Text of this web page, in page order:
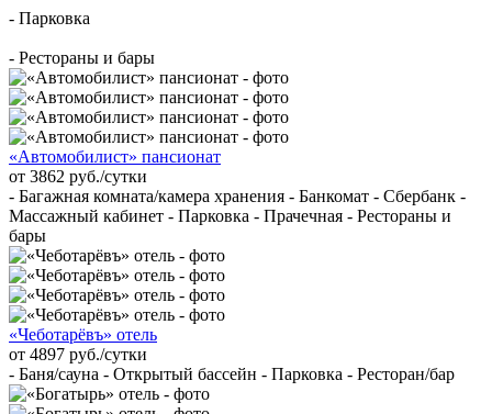
- Парковка
- Рестораны и бары
«Автомобилист» пансионат
от 3862 руб./сутки
- Багажная комната/камера хранения - Банкомат - Сбербанк -
Массажный кабинет - Парковка - Прачечная - Рестораны и
бары
«Чеботарёвъ» отель
от 4897 руб./сутки
- Баня/сауна - Открытый бассейн - Парковка - Ресторан/бар